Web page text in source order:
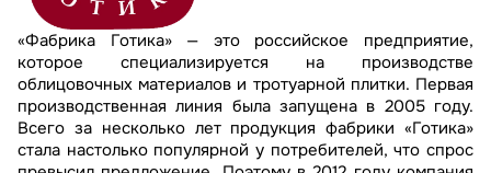
«Фабрика Готика» — это российское предприятие,
которое специализируется на производстве
облицовочных материалов и тротуарной плитки. Первая
производственная линия была запущена в 2005 году.
Всего за несколько лет продукция фабрики «Готика»
стала настолько популярной у потребителей, что спрос